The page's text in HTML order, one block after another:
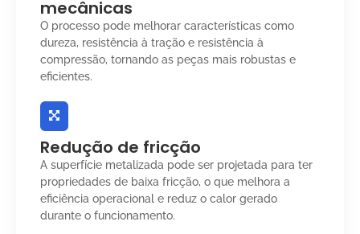
mecânicas
O processo pode melhorar características como
dureza, resistência à tração e resistência à
compressão, tornando as peças mais robustas e
eficientes.
Redução de fricção
A superfície metalizada pode ser projetada para ter
propriedades de baixa fricção, o que melhora a
eficiência operacional e reduz o calor gerado
durante o funcionamento.